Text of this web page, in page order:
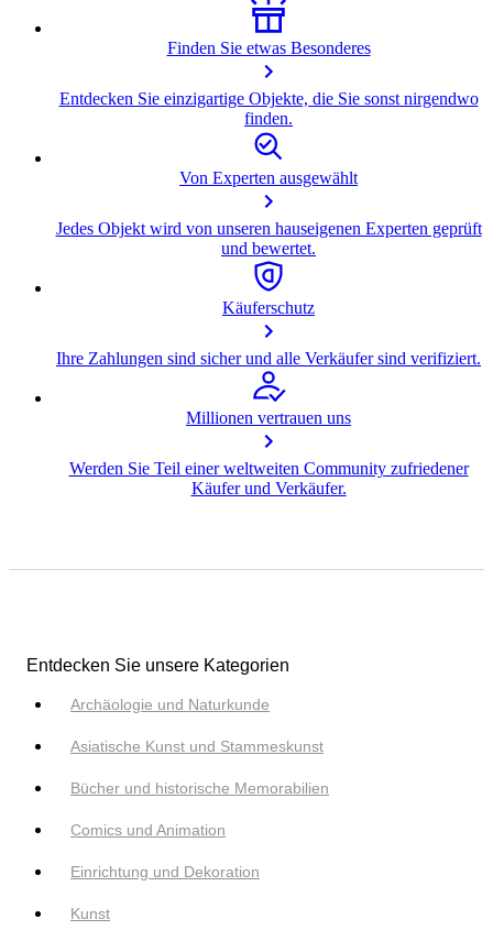
Finden Sie etwas Besonderes
Entdecken Sie einzigartige Objekte, die Sie sonst nirgendwo
finden.
Von Experten ausgewählt
Jedes Objekt wird von unseren hauseigenen Experten geprüft
und bewertet.
Käuferschutz
Ihre Zahlungen sind sicher und alle Verkäufer sind verifiziert.
Millionen vertrauen uns
Werden Sie Teil einer weltweiten Community zufriedener
Käufer und Verkäufer.
Entdecken Sie unsere Kategorien
Archäologie und Naturkunde
Asiatische Kunst und Stammeskunst
Bücher und historische Memorabilien
Comics und Animation
Einrichtung und Dekoration
Kunst